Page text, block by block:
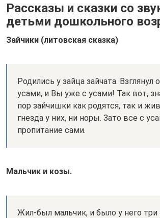
Рассказы и сказки со
детьми дошкольного
Зайчики (литовская сказка)
Родились у зайца зайчата.
усами, и Вы уже с усами! Так вот,
пор зайчишки как родятся, так и
гнезда у них, ни норы. Зато все с
пропитание сами.
Мальчик и козы.
Жил-был мальчик, и было у него